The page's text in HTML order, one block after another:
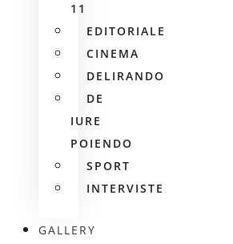
11
EDITORIALE
CINEMA
DELIRANDO
DE
IURE
POIENDO
SPORT
INTERVISTE
GALLERY